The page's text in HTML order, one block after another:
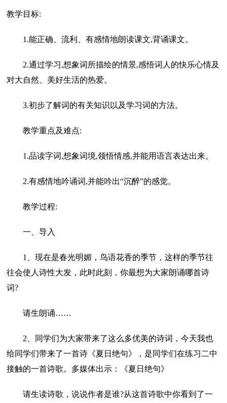
教学目标:
1.能正确、流利、有感情地朗读课文,背诵课文。
2.通过学习,想象词所描绘的情景,感悟词人的快乐心情及
对大自然、美好生活的热爱。
3.初步了解词的有关知识以及学习词的方法。
教学重点及难点:
1.品读字词,想象词境,领悟情感,并能用语言表达出来。
2.有感情地吟诵词,并能吟出“沉醉”的感觉。
教学过程:
一、导入
1、现在是春光明媚，鸟语花香的季节，这样的季节往
往会使人诗性大发，此时此刻，你最想为大家朗诵哪首诗
词?
请生朗诵……
2、同学们为大家带来了这么多优美的诗词，今天我也
给同学们带来了一首诗《夏日绝句》，是同学们在练习二中
接触的一首诗歌。多媒体出示：《夏日绝句》
请生读诗歌，说说作者是谁?从这首诗歌中你看到了一